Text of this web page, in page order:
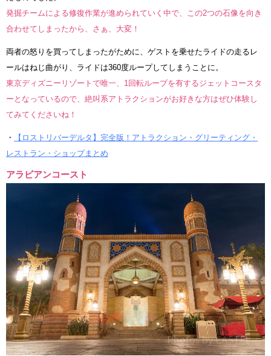
発掘チームによる修復作業が進められていく中で、この2つの石像を向き
合わせてしまったから、さぁ、大変！
両者の怒りを買ってしまったがために、ゲストを乗せたライドの走るレ
ールはねじ曲がり、ライドは360度ループしてしまうことに。
東京ディズニーリゾートで唯一、1回転ループを有するジェットコースタ
ーとなっているので、絶叫系アトラクションがお好きな方はぜひ体験し
てみてくださいね！
・
【ロストリバーデルタ】完全版！アトラクション・グリーティング・
レストラン・ショップまとめ
アラビアンコースト